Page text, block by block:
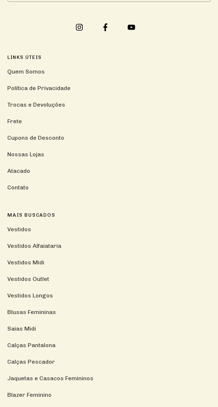
LINKS ÚTEIS
Quem Somos
Política de Privacidade
Trocas e Devoluções
Frete
Cupons de Desconto
Nossas Lojas
Atacado
Contato
MAIS BUSCADOS
Vestidos
Vestidos Alfaiataria
Vestidos Midi
Vestidos Outlet
Vestidos Longos
Blusas Femininas
Saias Midi
Calças Pantalona
Calças Pescador
Jaquetas e Casacos Femininos
Blazer Feminino